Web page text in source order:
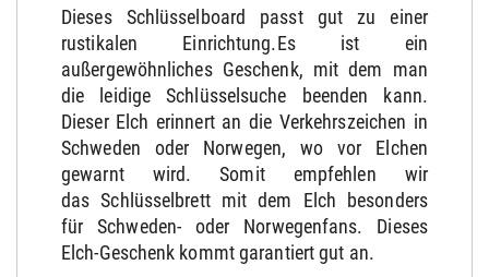
Dieses Schlüsselboard passt gut zu einer
rustikalen Einrichtung.Es ist ein
außergewöhnliches Geschenk, mit dem man
die leidige Schlüsselsuche beenden kann.
Dieser Elch erinnert an die Verkehrszeichen in
Schweden oder Norwegen, wo vor Elchen
gewarnt wird. Somit empfehlen wir
das Schlüsselbrett mit dem Elch besonders
für Schweden- oder Norwegenfans. Dieses
Elch-Geschenk kommt garantiert gut an.